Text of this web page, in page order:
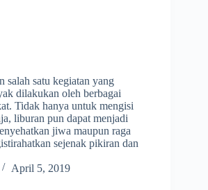
salah satu kegiatan yang
dilakukan oleh berbagai
Tidak hanya untuk mengisi
liburan pun dapat menjadi
jiwa maupun raga
sejenak pikiran dan
April 5, 2019